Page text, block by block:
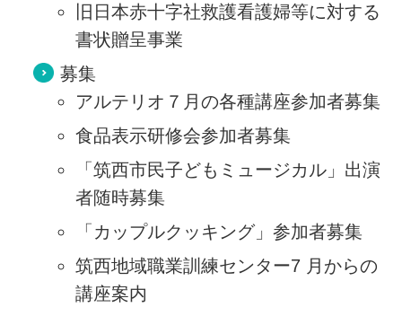
旧日本赤十字社救護看護婦等に対する
書状贈呈事業
募集
アルテリオ７月の各種講座参加者募集
食品表示研修会参加者募集
「筑西市民子どもミュージカル」出演
者随時募集
「カップルクッキング」参加者募集
筑西地域職業訓練センター7 月からの
講座案内